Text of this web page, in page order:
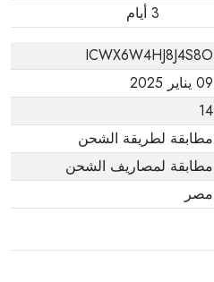
3 أيام
ICWX6W4HJ8J4S8O
09 يناير 2025
14
مطابقة لطريقة الشحن
مطابقة لمصاريف الشحن
مصر